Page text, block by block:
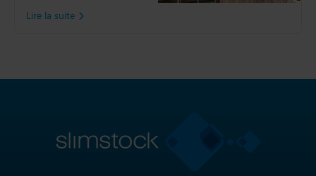
Lire la suite